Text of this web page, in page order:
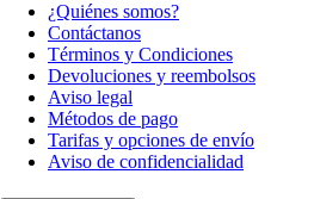
¿Quiénes somos?
Contáctanos
Términos y Condiciones
Devoluciones y reembolsos
Aviso legal
Métodos de pago
Tarifas y opciones de envío
Aviso de confidencialidad